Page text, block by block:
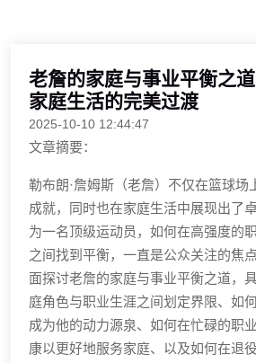
老詹的家庭与事业平衡之
家庭生活的完美过渡
2025-10-10 12:44:47
文章摘要：
勒布朗·詹姆斯（老詹）不仅在篮球场
成就，同时也在家庭生活中展现出了
为一名顶级运动员，如何在高强度的
之间找到平衡，一直是公众关注的焦
面探讨老詹的家庭与事业平衡之道，
庭角色与职业生涯之间划定界限、如
成为他的动力源泉、如何在忙碌的职
康以更好地服务家庭、以及如何在退